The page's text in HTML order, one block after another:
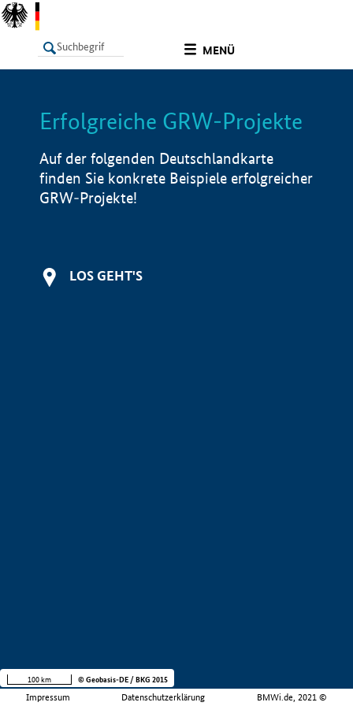
MENÜ
LISTE Info
Erfolgreiche GRW-Projekte
Auf der folgenden Deutschlandkarte
finden Sie konkrete Beispiele erfolgreicher
GRW-Projekte!
LOS GEHT'S
Impressum Datenschutzerklärung BMWi.de, 2021 ©
100 km © Geobasis-DE / BKG 2015